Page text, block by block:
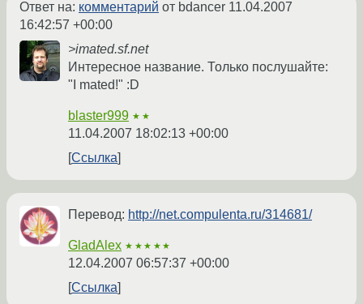
Ответ на: комментарий от bdancer 11.04.2007
16:42:57 +00:00
>imated.sf.net
Интересное название. Только послушайте:
"I mated!" :D
blaster999 ★★
11.04.2007 18:02:13 +00:00
Ссылка
Перевод: http://net.compulenta.ru/314681/
GladAlex ★★★★★
12.04.2007 06:57:37 +00:00
Ссылка